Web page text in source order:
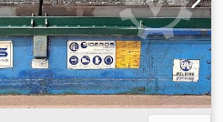
m³/h Potencia del motor
de corriente: 11,5 A Nivel
dB(A) durante el pulso de
NW 250 mm Chjdszlg E
energía: 15 kVA Tensión de
V/60 Hz Tipo de corriente: 3